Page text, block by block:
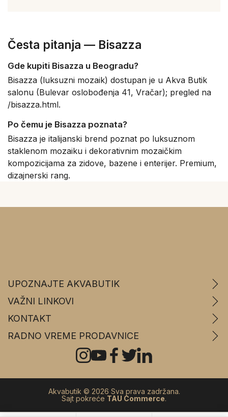
Česta pitanja — Bisazza
Gde kupiti Bisazza u Beogradu?
Bisazza (luksuzni mozaik) dostupan je u Akva Butik
salonu (Bulevar oslobođenja 41, Vračar); pregled na
/bisazza.html.
Po čemu je Bisazza poznata?
Bisazza je italijanski brend poznat po luksuznom
staklenom mozaiku i dekorativnim mozaičkim
kompozicijama za zidove, bazene i enterijer. Premium,
dizajnerski rang.
UPOZNAJTE AKVABUTIK
VAŽNI LINKOVI
KONTAKT
RADNO VREME PRODAVNICE
Akvabutik © 2026 Sva prava zadržana.
Sajt pokreće TAU Commerce.